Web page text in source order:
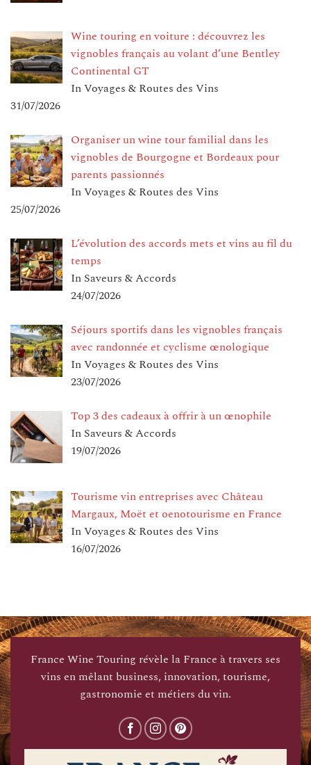
Wine touring en voiture : découvrez les
vignobles français au volant d’une Bentley
Continental GT
In Voyages & Routes des Vins
31/07/2026
Organiser un wine tour familial dans les
vignobles de Bourgogne et Bordeaux pour
parents passionnés
In Voyages & Routes des Vins
25/07/2026
L’évolution des accords mets et vins au fil du
temps
In Saveurs & Accords
24/07/2026
Séjours sportifs dans les vignobles français
avec randonnée et cyclisme œnologique
In Voyages & Routes des Vins
23/07/2026
Top 3 des cadeaux à offrir à un œnophile
In Saveurs & Accords
19/07/2026
Tourisme vin entreprises avec Château
Margaux, Moët et oenotourisme en France
In Voyages & Routes des Vins
16/07/2026
France Wine Touring révèle la France à travers ses
vins en mêlant business, innovation, tourisme,
gastronomie et métiers du vin.